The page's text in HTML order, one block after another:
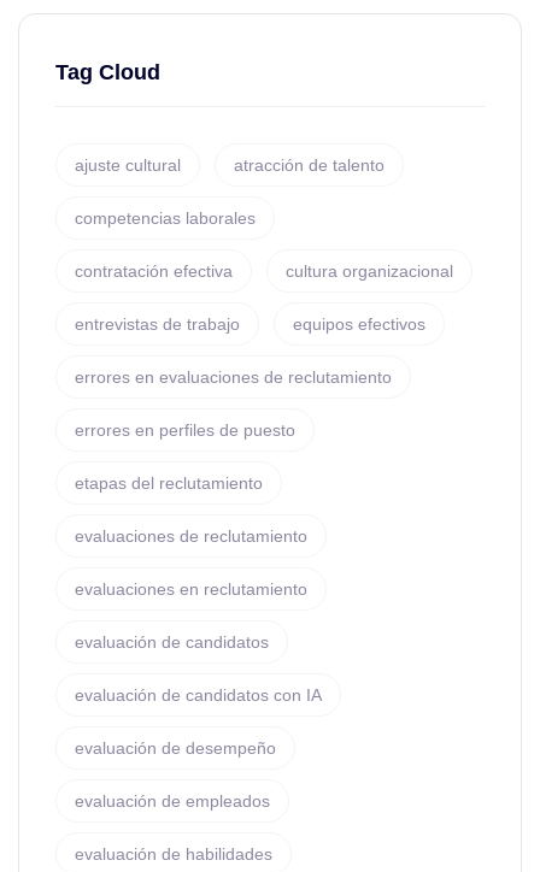
Tag Cloud
ajuste cultural atracción de talento
competencias laborales
contratación efectiva cultura organizacional
entrevistas de trabajo equipos efectivos
errores en evaluaciones de reclutamiento
errores en perfiles de puesto
etapas del reclutamiento
evaluaciones de reclutamiento
evaluaciones en reclutamiento
evaluación de candidatos
evaluación de candidatos con IA
evaluación de desempeño
evaluación de empleados
evaluación de habilidades